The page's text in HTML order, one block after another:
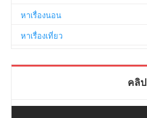
หาเรื่องนอน
หาเรื่องเที่ยว
คลิป